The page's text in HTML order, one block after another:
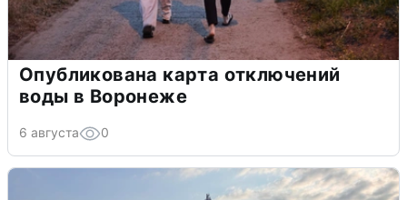
Опубликована карта отключений
воды в Воронеже
6 августа 0